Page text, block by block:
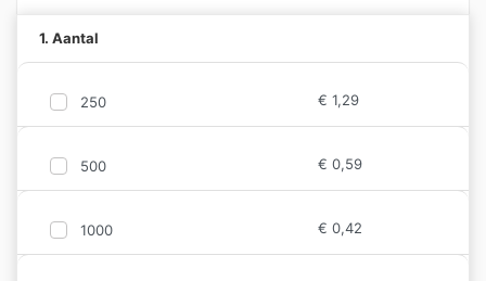
1. Aantal
250 € 1,29
500 € 0,59
1000 € 0,42